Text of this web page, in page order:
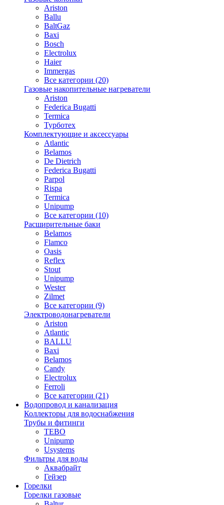
Ariston
Ballu
BaltGaz
Baxi
Bosсh
Electrolux
Haier
Immergas
Все категории (20)
Газовые накопительные нагреватели
Ariston
Federica Bugatti
Termica
Турботех
Комплектующие и аксессуары
Atlantic
Belamos
De Dietrich
Federica Bugatti
Parpol
Rispa
Termica
Unipump
Все категории (10)
Расширительные баки
Belamos
Flamco
Oasis
Reflex
Stout
Unipump
Wester
Zilmet
Все категории (9)
Электроводонагреватели
Ariston
Atlantic
BALLU
Baxi
Belamos
Candy
Electrolux
Ferroli
Все категории (21)
Водопровод и канализация
Коллекторы для водоснабжения
Трубы и фитинги
TEBO
Unipump
Usystems
Фильтры для воды
Аквабрайт
Гейзер
Горелки
Горелки газовые